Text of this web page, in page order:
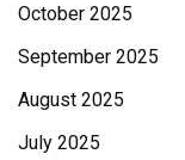
October 2025
September 2025
August 2025
July 2025